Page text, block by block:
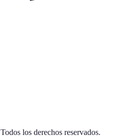
Todos los derechos reservados.